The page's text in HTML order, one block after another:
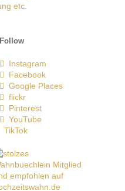
Follow
Instagram
Facebook
Google Places
flickr
Pinterest
YouTube
TikTok